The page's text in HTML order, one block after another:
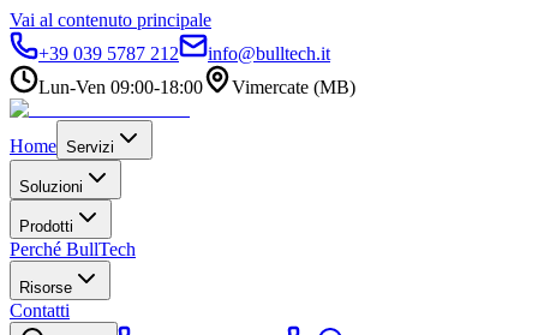
Vai al contenuto principale
+39 039 5787 212
info@bulltech.it
Lun-Ven 09:00-18:00
Vimercate (MB)
Home Servizi
Soluzioni
Prodotti
Perché BullTech
Risorse
Contatti